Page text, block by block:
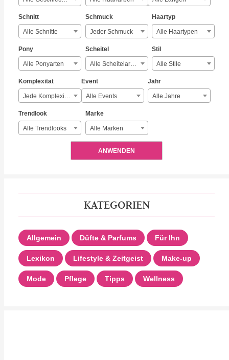
Schnitt
Alle Schnitte
Schmuck
Jeder Schmuck
Haartyp
Alle Haartypen
Pony
Alle Ponyarten
Scheitel
Alle Scheitelarten
Stil
Alle Stile
Komplexität
Jede Komplexität
Event
Alle Events
Jahr
Alle Jahre
Trendlook
Alle Trendlooks
Marke
Alle Marken
ANWENDEN
KATEGORIEN
Allgemein Düfte & Parfums Für Ihn
Lexikon Lifestyle & Zeitgeist Make-up
Mode Pflege Tipps Wellness